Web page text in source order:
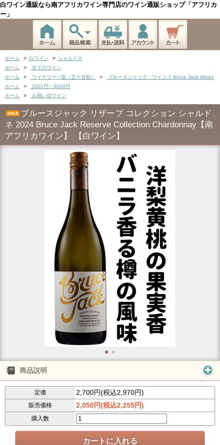
白ワイン通販なら南アフリカワイン専門店のワイン通販ショップ「アフリカ
ー」
ホーム > 白ワイン > シャルドネ
ホーム
>
全てのワイン
ホーム
> ワイナリー一覧（五十音順） >
ブルースジャック・ワインズ Bruce Jack Wines
ホーム
>
2001円～3000円
ホーム
> お買い得ワイン
ブルースジャック リザーブ コレクション シャルド
ネ 2024 Bruce Jack Reserve Collection Chardonnay【南
アフリカワイン】 【白ワイン】
商品説明
定価 2,700円(税込2,970円)
販売価格 2,050円(税込2,255円)
購入数